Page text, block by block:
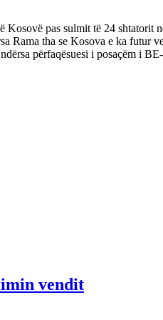
pas sulmit të 24 shtatorit
Rama tha se Kosova e ka futur
përfaqësuesi i posaçëm i
vendit